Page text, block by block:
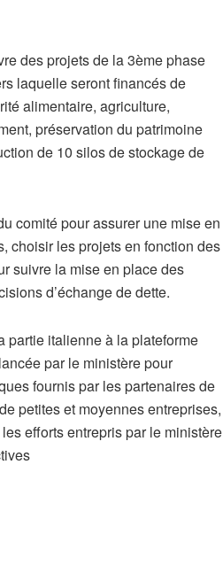
des projets de la 3ème phase
laquelle seront financés de
alimentaire, agriculture,
préservation du patrimoine
de 10 silos de stockage de
comité pour assurer une mise en
choisir les projets en fonction des
suivre la mise en place des
d’échange de dette.
partie italienne à la plateforme
par le ministère pour
fournis par les partenaires de
petites et moyennes entreprises,
efforts entrepris par le ministère